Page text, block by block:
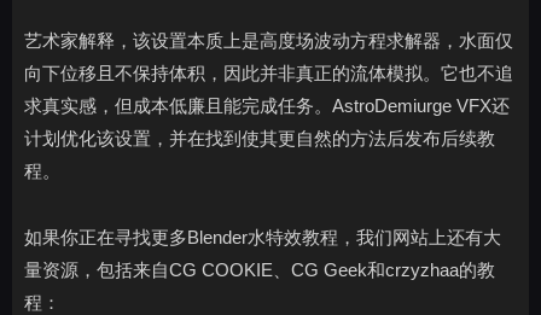
艺术家解释，该设置本质上是高度场波动方程求解器，水面仅
向下位移且不保持体积，因此并非真正的流体模拟。它也不追
求真实感，但成本低廉且能完成任务。AstroDemiurge VFX还
计划优化该设置，并在找到使其更自然的方法后发布后续教
程。
如果你正在寻找更多Blender水特效教程，我们网站上还有大
量资源，包括来自CG COOKIE、CG Geek和crzyzhaa的教
程：